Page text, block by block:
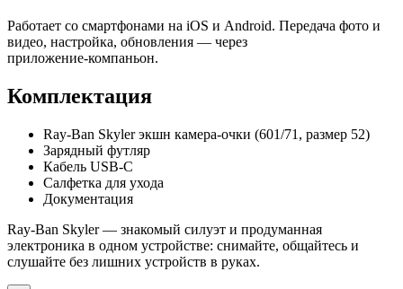
Работает со смартфонами на iOS и Android. Передача фото и
видео, настройка, обновления — через
приложение‑компаньон.
Комплектация
Ray‑Ban Skyler экшн камера‑очки (601/71, размер 52)
Зарядный футляр
Кабель USB‑C
Салфетка для ухода
Документация
Ray‑Ban Skyler — знакомый силуэт и продуманная
электроника в одном устройстве: снимайте, общайтесь и
слушайте без лишних устройств в руках.